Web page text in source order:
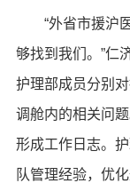
“外省市援沪
够找到我们。”仁
护理部成员分别
调舱内的相关问
形成工作日志。
队管理经验，优